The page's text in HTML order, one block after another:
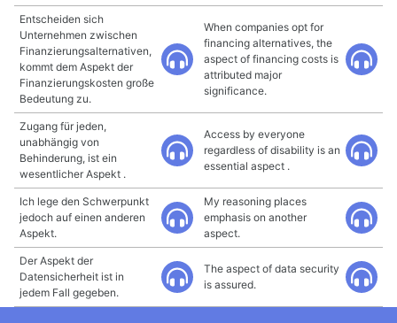
Entscheiden sich
Unternehmen zwischen
Finanzierungsalternativen,
kommt dem Aspekt der
Finanzierungskosten große
Bedeutung zu.
When companies opt for
financing alternatives, the
aspect of financing costs is
attributed major
significance.
Zugang für jeden,
unabhängig von
Behinderung, ist ein
wesentlicher Aspekt .
Access by everyone
regardless of disability is an
essential aspect .
Ich lege den Schwerpunkt
jedoch auf einen anderen
Aspekt.
My reasoning places
emphasis on another
aspect.
Der Aspekt der
Datensicherheit ist in
jedem Fall gegeben.
The aspect of data security
is assured.